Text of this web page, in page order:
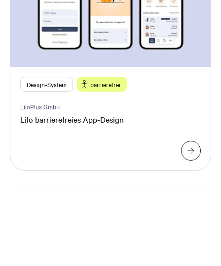
Design-System barrierefrei
LiloPlus GmbH
Lilo barrierefreies App-Design